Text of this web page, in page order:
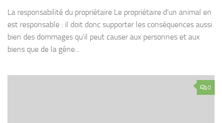
La responsabilité du propriétaire Le propriétaire d’un animal en
est responsable : il doit donc supporter les conséquences aussi
bien des dommages qu’il peut causer aux personnes et aux
biens que de la gêne...
0